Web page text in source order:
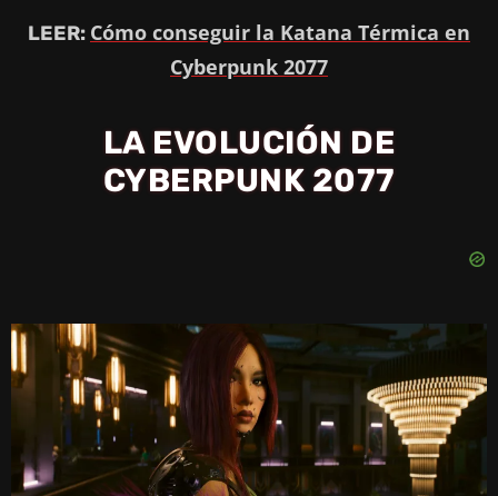
LEER: Cómo conseguir la Katana Térmica en
Cyberpunk 2077
LA EVOLUCIÓN DE
CYBERPUNK 2077